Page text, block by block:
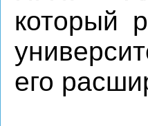
который
его